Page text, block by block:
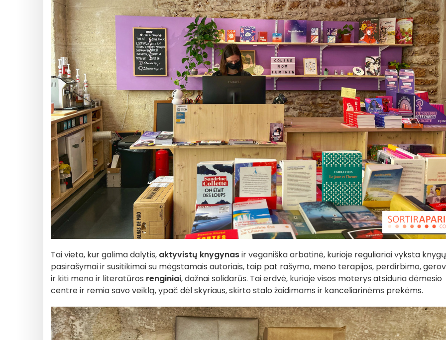
Tai vieta, kur galima dalytis, aktyvistų knygynasir veganiška arbatinė, kurioje reguliariai vyksta knygų
pasirašymai ir susitikimai su mėgstamais autoriais, taip pat rašymo, meno terapijos, perdirbimo,
ir kiti meno ir literatūros renginiai, dažnai solidarūs. Tai erdvė, kurioje visos moterys atsiduria dėmesio
centre ir remia savo veiklą, ypač dėl skyriaus, skirto stalo žaidimams ir kanceliarinėms prekėms.